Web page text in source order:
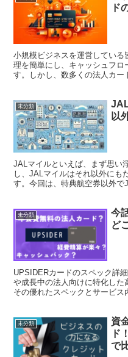
ド
小規模ビジネスを運営してい
理を簡単にし、キャッシュフ
す。しかし、数多くの法人カ
未分類
以
JALマイルといえば、まず思い
し、JALマイルはそれ以外にも
す。今回は、特典航空券以外
未分類
今
ど
UPSIDERカードのスペック詳
や成長中の法人向けに特化した
その優れたスペックとサービ
未分類
資
ド
で